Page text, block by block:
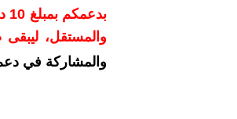
والمستقل، ليبقى
والمشاركة في